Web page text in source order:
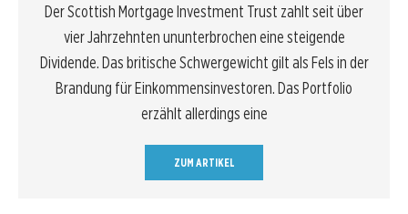
Der Scottish Mortgage Investment Trust zahlt seit über
vier Jahrzehnten ununterbrochen eine steigende
Dividende. Das britische Schwergewicht gilt als Fels in der
Brandung für Einkommensinvestoren. Das Portfolio
erzählt allerdings eine
ZUM ARTIKEL